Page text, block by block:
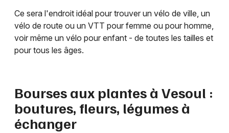
Ce sera l'endroit idéal pour trouver un vélo de ville, un
vélo de route ou un VTT pour femme ou pour homme,
voir même un vélo pour enfant - de toutes les tailles et
pour tous les âges.
Bourses aux plantes à Vesoul :
boutures, fleurs, légumes à
échanger